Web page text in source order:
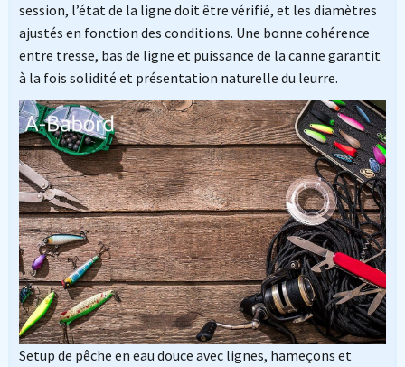
session, l’état de la ligne doit être vérifié, et les diamètres
ajustés en fonction des conditions. Une bonne cohérence
entre tresse, bas de ligne et puissance de la canne garantit
à la fois solidité et présentation naturelle du leurre.
Setup de pêche en eau douce avec lignes, hameçons et